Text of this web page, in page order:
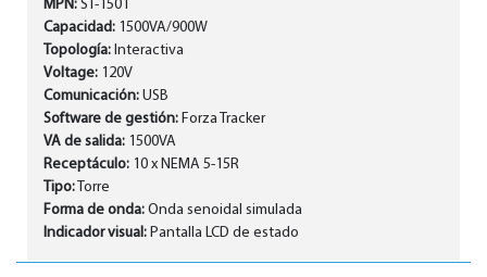
MPN: ST-1501
Capacidad: 1500VA/900W
Topología: Interactiva
Voltage: 120V
Comunicación: USB
Software de gestión: Forza Tracker
VA de salida: 1500VA
Receptáculo: 10 x NEMA 5-15R
Tipo: Torre
Forma de onda: Onda senoidal simulada
Indicador visual: Pantalla LCD de estado